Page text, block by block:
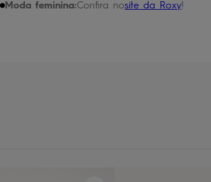
Moda feminina:Confira nosite da Roxy!